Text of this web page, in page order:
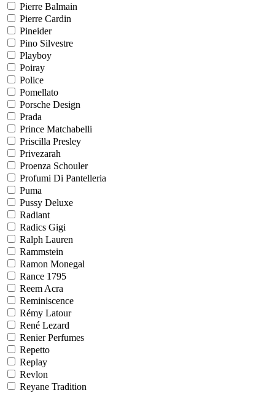
Pierre Balmain
Pierre Cardin
Pineider
Pino Silvestre
Playboy
Poiray
Police
Pomellato
Porsche Design
Prada
Prince Matchabelli
Priscilla Presley
Privezarah
Proenza Schouler
Profumi Di Pantelleria
Puma
Pussy Deluxe
Radiant
Radics Gigi
Ralph Lauren
Rammstein
Ramon Monegal
Rance 1795
Reem Acra
Reminiscence
Rémy Latour
René Lezard
Renier Perfumes
Repetto
Replay
Revlon
Reyane Tradition